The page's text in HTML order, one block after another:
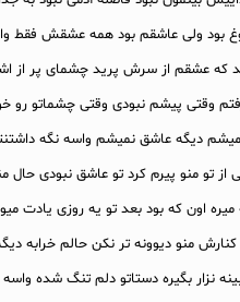
بود ولی عاشقم بود همه عشقش فقط
که عشقم از سرش پرید چشمای پر از
وقتی پیشم نبودی وقتی چشماتو رو
دیگه عاشق نمیشم واسه نگه
از تو منو پیرم کرد تو عاشق نبودی حال
اون که بود بعد تو یه روزی یادت
منو دیوونه تر نکن حالم خرابه
نزار بگیره دستاتو دلم تنگ شده